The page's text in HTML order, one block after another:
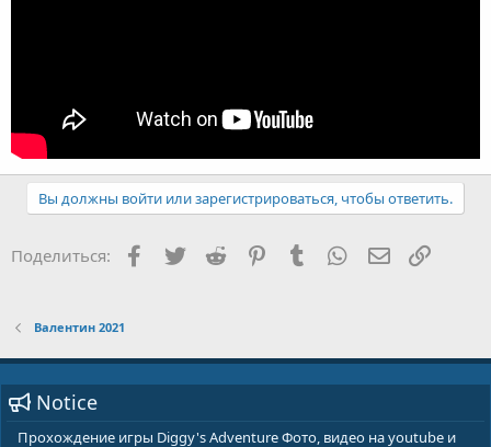
Вы должны войти или зарегистрироваться, чтобы ответить.
Поделиться: Facebook
Twitter Reddit PinterestTumblr WhatsApp
E-mail
Валентин 2021
Notice
Прохождение игры Diggy's Adventure Фото, видео на youtube и